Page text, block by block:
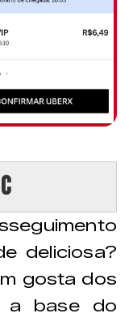
deliciosa?
gosta dos
a base do